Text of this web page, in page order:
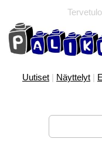
Uutiset | Näyttelyt |